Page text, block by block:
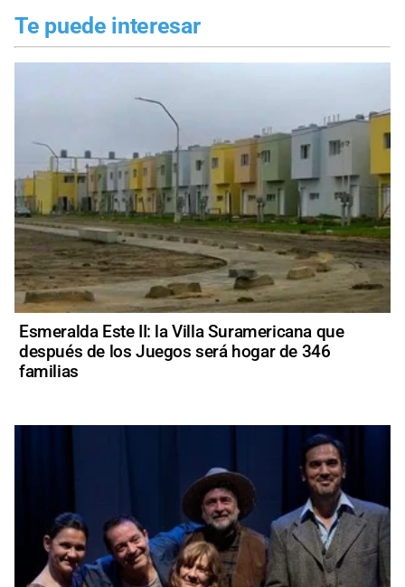
Te puede interesar
Esmeralda Este II: la Villa Suramericana que
después de los Juegos será hogar de 346
familias